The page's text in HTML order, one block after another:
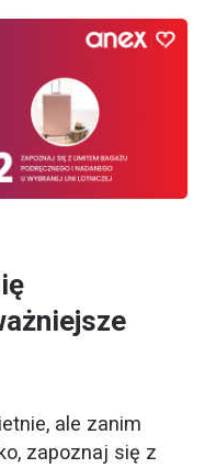
ale zanim
zapoznaj się z